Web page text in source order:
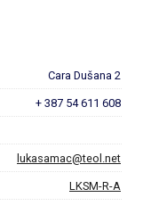
Cara Dušana 2
+ 387 54 611 608
lukasamac@teol.net
LKSM-R-A